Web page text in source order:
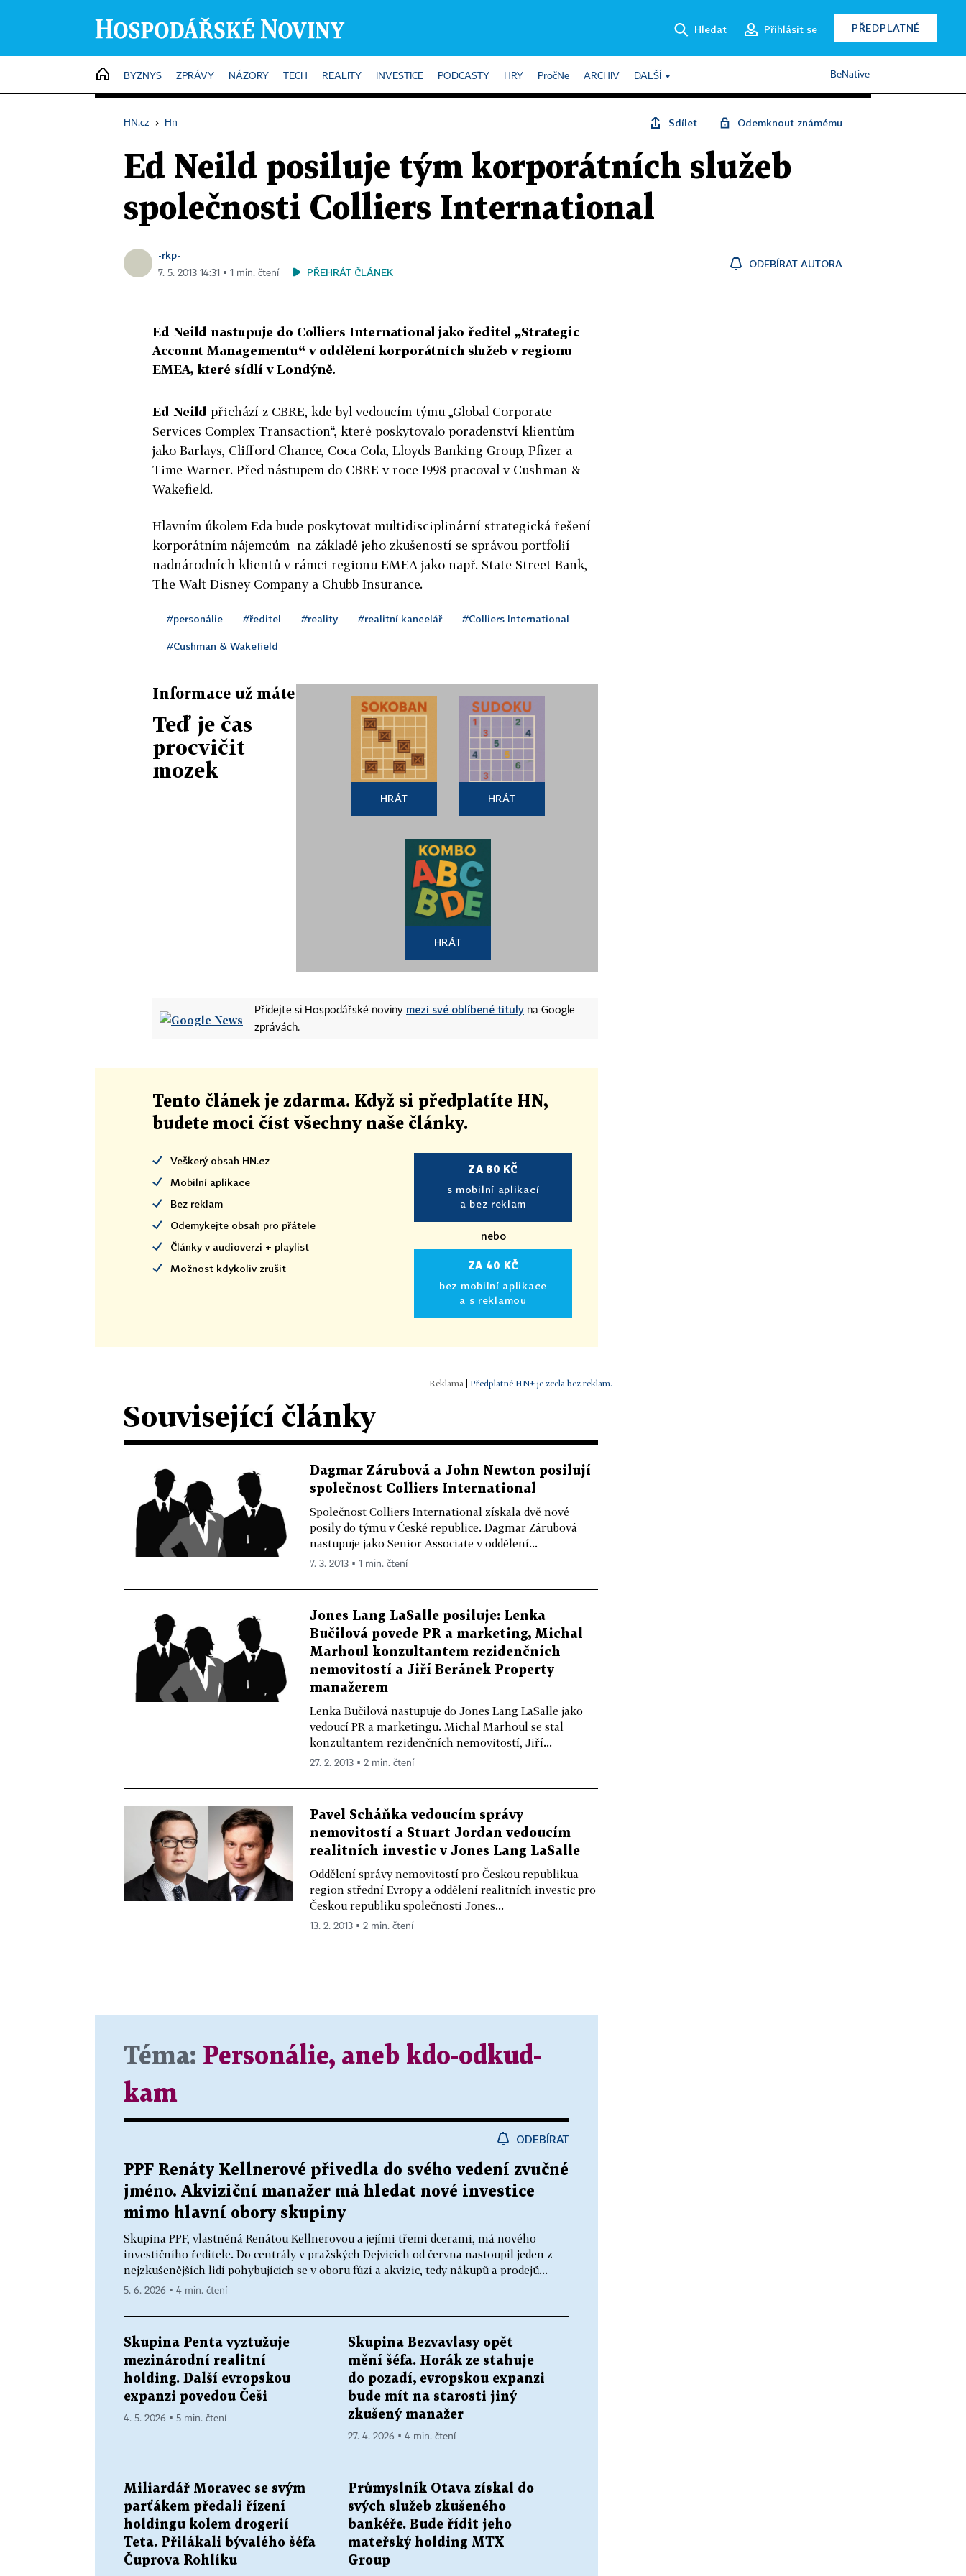
Hledat Přihlásit se PŘEDPLATNÉ
HOME
BYZNYS ZPRÁVY NÁZORY TECH REALITY INVESTICE PODCASTY HRY PročNe ARCHIV DALŠÍ BeNative
HN.cz › Hn Sdílet Odemknout známému
Ed Neild posiluje tým korporátních služeb
společnosti Colliers International
-rkp-
7. 5. 2013 14:31 ▪ 1 min. čtení PŘEHRÁT ČLÁNEK
ODEBÍRAT AUTORA
Ed Neild nastupuje do Colliers International jako ředitel „Strategic
Account Managementu“ v oddělení korporátních služeb v regionu
EMEA, které sídlí v Londýně.
Ed Neild přichází z CBRE, kde byl vedoucím týmu „Global Corporate
Services Complex Transaction“, které poskytovalo poradenství klientům
jako Barlays, Clifford Chance, Coca Cola, Lloyds Banking Group, Pfizer a
Time Warner. Před nástupem do CBRE v roce 1998 pracoval v Cushman &
Wakefield.
Hlavním úkolem Eda bude poskytovat multidisciplinární strategická řešení
korporátním nájemcům na základě jeho zkušeností se správou portfolií
nadnárodních klientů v rámci regionu EMEA jako např. State Street Bank,
The Walt Disney Company a Chubb Insurance.
#personálie #ředitel #reality #realitní kancelář #Colliers International
#Cushman & Wakefield
Informace už máte
Teď je čas
procvičit
mozek
HRÁT HRÁT
HRÁT
Přidejte si Hospodářské noviny mezi své oblíbené tituly na Google
zprávách.
Tento článek je zdarma. Když si předplatíte HN,
budete moci číst všechny naše články.
Veškerý obsah HN.cz
Mobilní aplikace
Bez reklam
Odemykejte obsah pro přátele
Články v audioverzi + playlist
Možnost kdykoliv zrušit
ZA 80 KČ
s mobilní aplikací
a bez reklam
nebo
ZA 40 KČ
bez mobilní aplikace
a s reklamou
Předplatné HN+ je zcela bez reklam.
Související články
Dagmar Zárubová a John Newton posilují
společnost Colliers International
Společnost Colliers International získala dvě nové
posily do týmu v České republice. Dagmar Zárubová
nastupuje jako Senior Associate v oddělení...
7. 3. 2013 ▪ 1 min. čtení
Jones Lang LaSalle posiluje: Lenka
Bučilová povede PR a marketing, Michal
Marhoul konzultantem rezidenčních
nemovitostí a Jiří Beránek Property
manažerem
Lenka Bučilová nastupuje do Jones Lang LaSalle jako
vedoucí PR a marketingu. Michal Marhoul se stal
konzultantem rezidenčních nemovitostí, Jiří...
27. 2. 2013 ▪ 2 min. čtení
Pavel Scháňka vedoucím správy
nemovitostí a Stuart Jordan vedoucím
realitních investic v Jones Lang LaSalle
Oddělení správy nemovitostí pro Českou republikua
region střední Evropy a oddělení realitních investic pro
Českou republiku společnosti Jones...
13. 2. 2013 ▪ 2 min. čtení
Téma: Personálie, aneb kdo-odkud-
kam
ODEBÍRAT
PPF Renáty Kellnerové přivedla do svého vedení zvučné
jméno. Akviziční manažer má hledat nové investice
mimo hlavní obory skupiny
Skupina PPF, vlastněná Renátou Kellnerovou a jejími třemi dcerami, má nového
investičního ředitele. Do centrály v pražských Dejvicích od června nastoupil jeden z
nejzkušenějších lidí pohybujících se v oboru fúzí a akvizic, tedy nákupů a prodejů...
5. 6. 2026 ▪ 4 min. čtení
Skupina Penta vyztužuje
mezinárodní realitní
holding. Další evropskou
expanzi povedou Češi
4. 5. 2026 ▪ 5 min. čtení
Skupina Bezvavlasy opět
mění šéfa. Horák ze stahuje
do pozadí, evropskou expanzi
bude mít na starosti jiný
zkušený manažer
27. 4. 2026 ▪ 4 min. čtení
Miliardář Moravec se svým
parťákem předali řízení
holdingu kolem drogerií
Teta. Přilákali bývalého šéfa
Čuprova Rohlíku
Průmyslník Otava získal do
svých služeb zkušeného
bankéře. Bude řídit jeho
mateřský holding MTX
Group